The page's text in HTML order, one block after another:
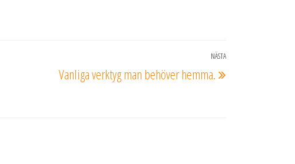
Nästa
NÄSTA
Vanliga verktyg man behöver hemma.